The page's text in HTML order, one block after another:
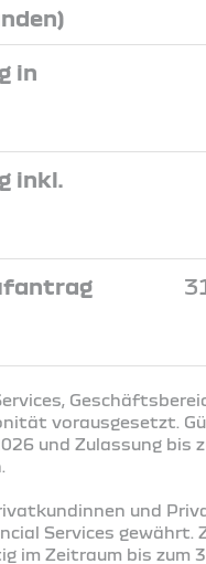
in
inkl.
vorausgesetzt.
und Zulassung bis
und
Services gewährt.
im Zeitraum bis zum